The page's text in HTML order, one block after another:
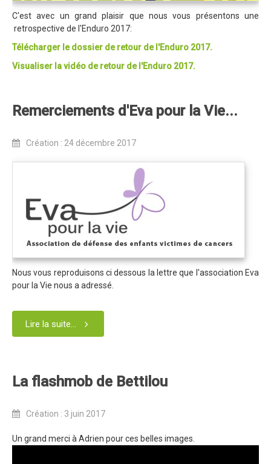
S'inscrire aux Cours...
S'inscrire aux Stages / Sorties...
La page Instagram du club...
Contacter le Club
Edition 2025
Règlement 2025
Programme 2025
Plans des parcours 2025
Photos / Vidéos 2025
Archives Enduros
Blog 2024
Communiqué de presse 2024
Partenaires 2024
C'est avec un grand plaisir que nous vous présentons une
retrospective de l'Enduro 2017:
Télécharger le dossier de retour de l'Enduro 2017.
Visualiser la vidéo de retour de l'Enduro 2017.
Remerciements d'Eva pour la Vie...
Création : 24 décembre 2017
Nous vous reproduisons ci dessous la lettre que l'association Eva
pour la Vie nous a adressé.
Lire la suite...
La flashmob de Bettilou
Création : 3 juin 2017
Un grand merci à Adrien pour ces belles images.